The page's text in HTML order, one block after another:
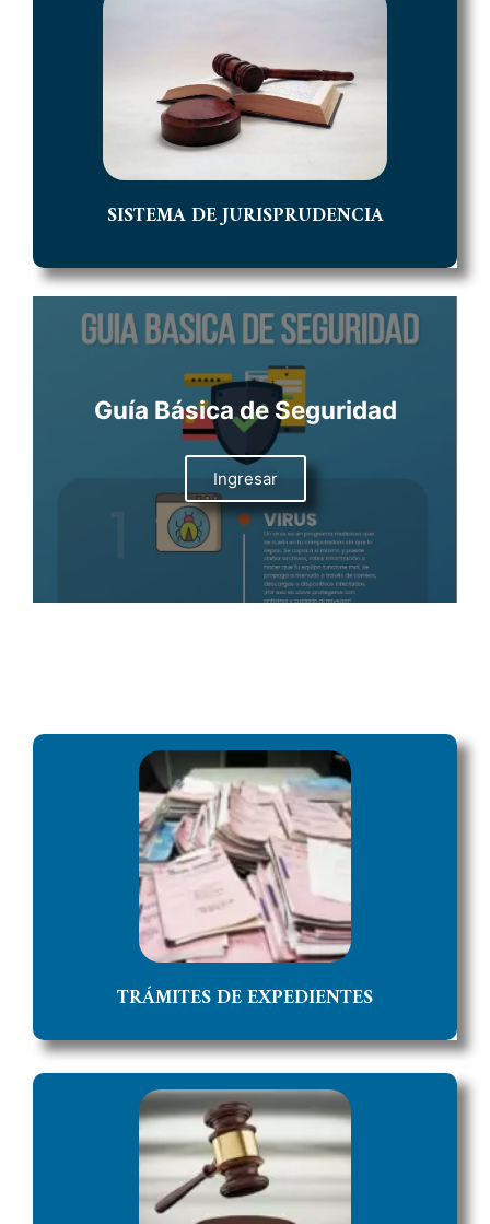
SISTEMA DE JURISPRUDENCIA
SISTEMA DE JURISPRUDENCIA
Acceso al Sistema de Jurisprudencia donde puede
consultar las Sentencias y Acordadas del Poder Judicial.
ACCEDER
Guía Básica de Seguridad
Ingresar
TRÁMITES DE EXPEDIENTES
TRÁMITES DE EXPEDIENTES
Acceso directo a la Gestion Judicial de Tramites de
Expedientes.
ACCEDER
SENTENCIAS
Acceso a información de Sentencias de la Provincia
de Jujuy, de la Corte Suprema de Justicia y el SAIJ.